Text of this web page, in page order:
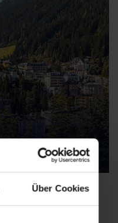
Über Cookies